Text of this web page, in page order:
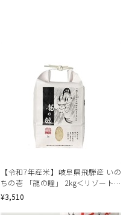
【令和7年産米】岐阜県飛騨産 いの
ちの壱 「龍の瞳」 2kg＜リゾートト
ラストセレクション＞
¥3,510